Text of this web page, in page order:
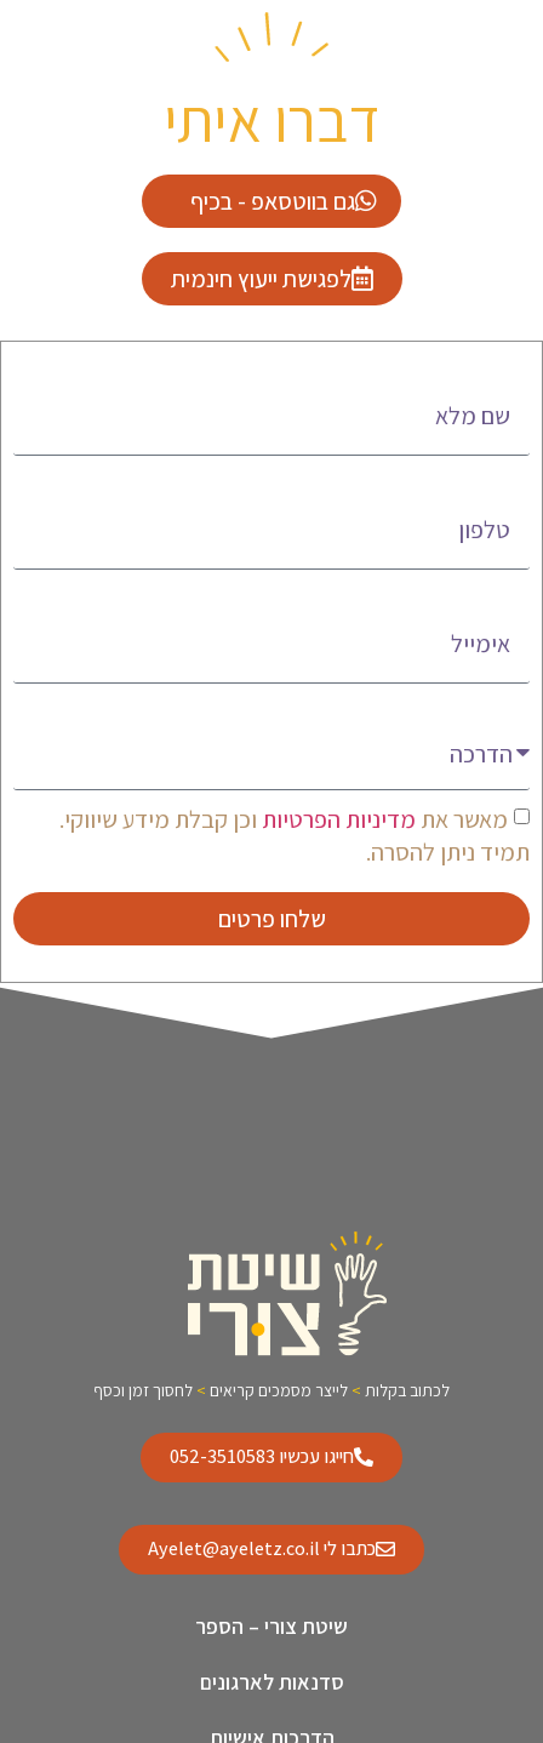
דברו איתי
גם בווטסאפ - בכיף
לפגישת ייעוץ חינמית
מאשר את מדיניות הפרטיות וכן קבלת מידע שיווקי.
תמיד ניתן להסרה.
שלחו פרטים
לכתוב בקלות > לייצר מסמכים קריאים > לחסוך זמן וכסף
חייגו עכשיו 052-3510583
כתבו לי Ayelet@ayeletz.co.il
שיטת צורי – הספר
סדנאות לארגונים